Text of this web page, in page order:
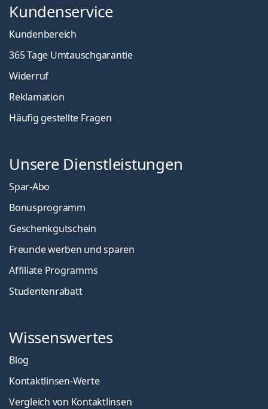
Kundenservice
Kundenbereich
365 Tage Umtauschgarantie
Widerruf
Reklamation
Häufig gestellte Fragen
Unsere Dienstleistungen
Spar-Abo
Bonusprogramm
Geschenkgutschein
Freunde werben und sparen
Affiliate Programms
Studentenrabatt
Wissenswertes
Blog
Kontaktlinsen-Werte
Vergleich von Kontaktlinsen